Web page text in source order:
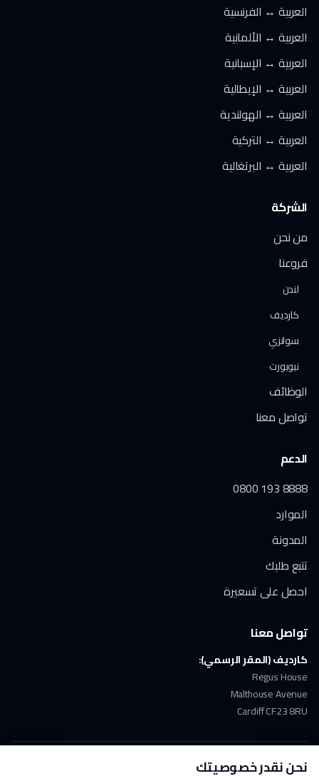
نحن نقدر خصوصيتك
العربية ↔ الفرنسية
العربية ↔ الألمانية
العربية ↔ الإسبانية
العربية ↔ الإيطالية
العربية ↔ الهولندية
العربية ↔ التركية
العربية ↔ البرتغالية
الشركة
من نحن
فروعنا
لندن
كارديف
سوانزي
نيوبورت
الوظائف
تواصل معنا
الدعم
0800 193 8888
الموارد
المدونة
تتبع طلبك
احصل على تسعيرة
تواصل معنا
كارديف (المقر الرسمي):
Regus House
Malthouse Avenue
Cardiff CF23 8RU
ملتزمون بـ GDPR